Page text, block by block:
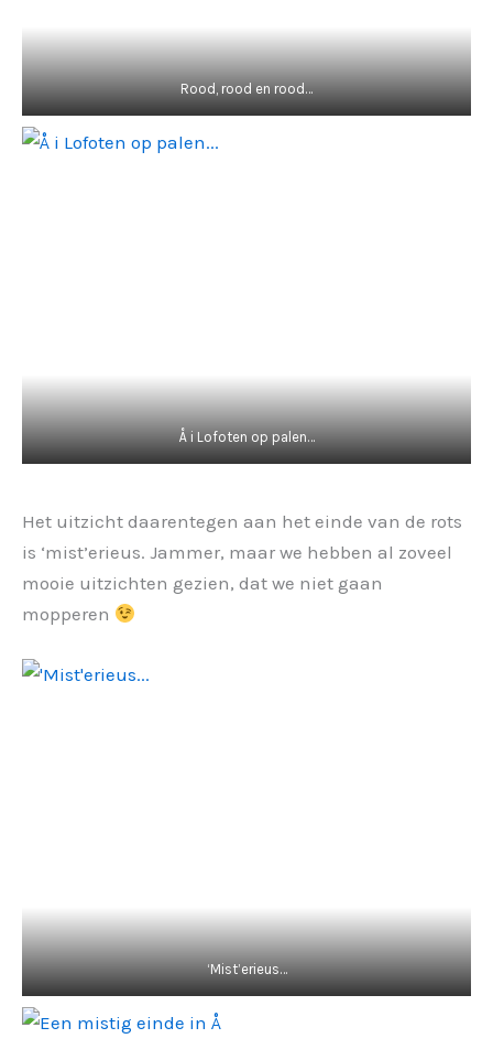
Rood, rood en rood…
Å i Lofoten op palen…
Het uitzicht daarentegen aan het einde van de rots
is ‘mist’erieus. Jammer, maar we hebben al zoveel
mooie uitzichten gezien, dat we niet gaan
mopperen
‘Mist’erieus…